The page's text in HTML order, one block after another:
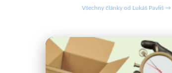
Všechny články od Lukáš Pavliš →